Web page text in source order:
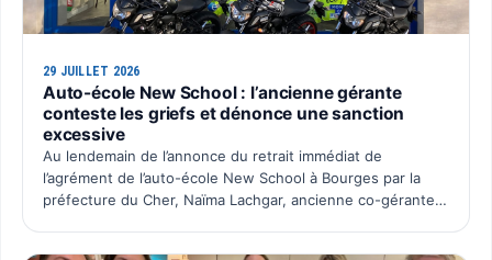
29 JUILLET 2026
Auto-école New School : l’ancienne gérante
conteste les griefs et dénonce une sanction
excessive
Au lendemain de l’annonce du retrait immédiat de
l’agrément de l’auto-école New School à Bourges par la
préfecture du Cher, Naïma Lachgar, ancienne co-gérante